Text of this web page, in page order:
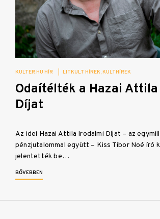
KULTER.HU HÍR LITKULT HÍREK KULTHÍREK
Odaítélték a Hazai
Díjat
Az idei Hazai Attila Irodalmi Díjat – az
pénzjutalommal együtt – Kiss Tibor Noé író
jelentették be…
BŐVEBBEN